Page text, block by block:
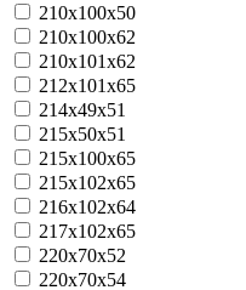
210х100х50
210x100x62
210x101x62
212x101x65
214x49x51
215x50x51
215х100х65
215х102х65
216x102x64
217x102x65
220x70x52
220x70x54